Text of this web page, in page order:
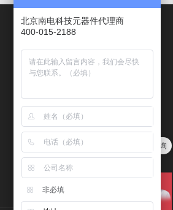
400-015-2188
010－62102078
Kefu@ndone.cn
我们代理LRC、HTC、COMON，分销安森美等品牌
量大价优，欢迎点击在线咨询
北京南电科技元器件代理商
400-015-2188
非必填